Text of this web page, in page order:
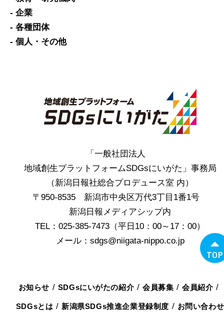
- 企業
- 各種団体
- 個人・その他
TOP
「一般社団法人
地域創生プラットフォームSDGsにいがた」事務局
（新潟日報社総合プロデュース室 内）
〒950-8535 新潟市中央区万代3丁目1番1号
新潟日報メディアシップ内
TEL：025-385-7473（平日10：00～17：00）
メール：sdgs@niigata-nippo.co.jp
お知らせ SDGsにいがたの紹介 会員募集 会員紹介
SDGsとは 新潟県SDGs推進企業登録制度 お問い合わせ